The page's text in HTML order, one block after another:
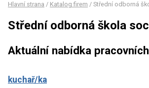
Hlavní strana / Katalog firem / Střední odborná
Střední odborná škola
Aktuální nabídka
kuchař/ka